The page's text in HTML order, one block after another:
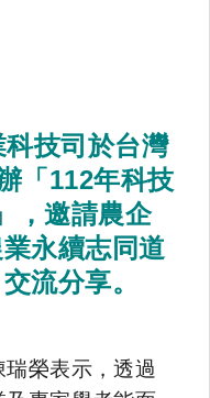
技司於台灣
「112年科技
，邀請農企
永續志同道
流分享。
榮表示，透過